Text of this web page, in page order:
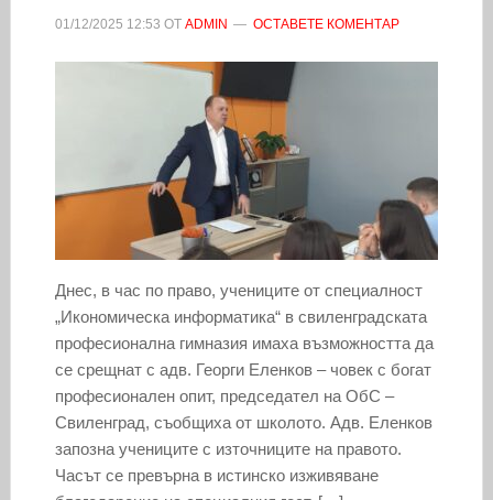
01/12/2025 12:53 ОТ ADMIN ОСТАВЕТЕ КОМЕНТАР
Днес, в час по право, учениците от специалност
„Икономическа информатика“ в свиленградската
професионална гимназия имаха възможността да
се срещнат с адв. Георги Еленков – човек с богат
професионален опит, председател на ОбС –
Свиленград, съобщиха от школото. Адв. Еленков
запозна учениците с източниците на правото.
Часът се превърна в истинско изживяване